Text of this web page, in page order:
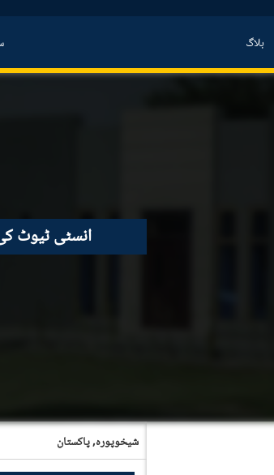
بلاگ
انسٹی ٹیوٹ
شیخوپورہ,پاکستان